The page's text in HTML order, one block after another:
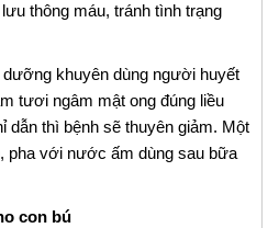
thông máu, tránh tình trạng
khuyên dùng người huyết
tươi ngâm mật ong đúng liều
dẫn thì bệnh sẽ thuyên giảm. Một
pha với nước ấm dùng sau bữa
con bú